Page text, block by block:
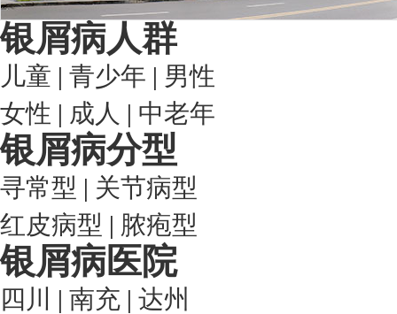
银屑病人群
儿童 | 青少年 | 男性
女性 | 成人 | 中老年
银屑病分型
寻常型 | 关节病型
红皮病型 | 脓疱型
银屑病医院
四川 | 南充 | 达州